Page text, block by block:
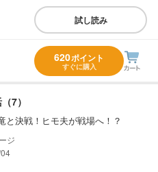
試し読み
620ポイント
すぐに購入
7）
と決戦！ヒモ夫が戦場へ！？